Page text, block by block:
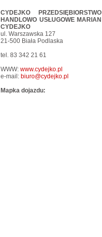
CYDEJKO PRZEDSIĘBIORSTWO
HANDLOWO USŁUGOWE MARIAN
CYDEJKO
ul. Warszawska 127
21-500 Biała Podlaska
tel. 83 342 21 61
WWW: www.cydejko.pl
e-mail: biuro@cydejko.pl
Mapka dojazdu: